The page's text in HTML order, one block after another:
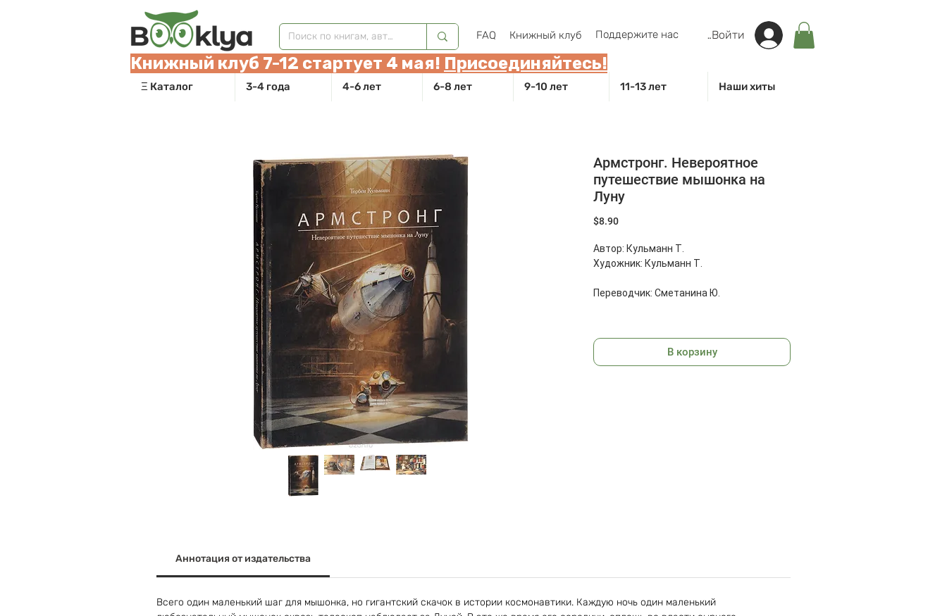
FAQ Книжный клуб Поддержите нас Войти
Ξ Каталог 3-4 года 4-6 лет 6-8 лет 9-10 лет 11-13 лет Наши хиты
Книжный клуб 7-12 стартует 4 мая! Присоединяйтесь!
Армстронг. Невероятное
путешествие мышонка на
Луну
$8.90Цена
Автор: Кульманн Т.
Художник: Кульманн Т.
Переводчик: Сметанина Ю.
Год издания: 2016
Формат: 28x21.40 cм
В корзину
Аннотация от издательства
Всего один маленький шаг для мышонка, но гигантский скачок в истории космонавтики. Каждую ночь один маленький